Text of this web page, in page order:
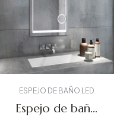
ESPEJO DE BAÑO LED
Espejo de baño